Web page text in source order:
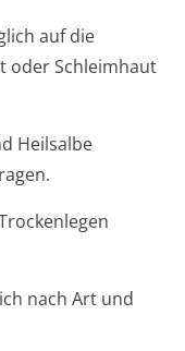
auf die
oder Schleimhaut
Heilsalbe
nach Art und